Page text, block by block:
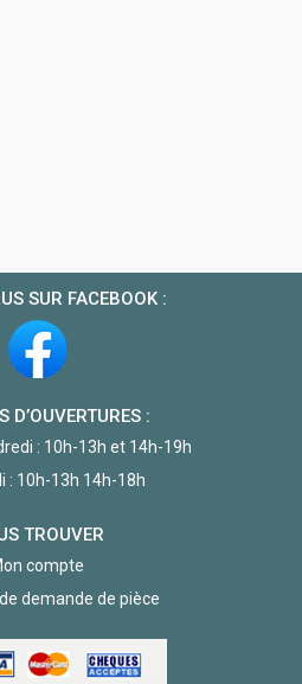
SUR FACEBOOK :
D’OUVERTURES :
: 10h-13h et 14h-19h
: 10h-13h 14h-18h
TROUVER
compte
demande de pièce